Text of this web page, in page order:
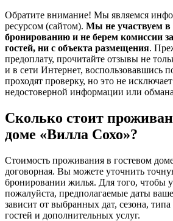
Обратите внимание! Мы являемся
ресурсом (сайтом). Мы не участвуем в
бронированию и не берем комиссии
гостей, ни с объекта размещения.
предоплату, прочитайте отзывы не
и в сети Интернет, воспользовавшись
проходят проверку, но это не
недостоверной информации или
Сколько стоит
доме «Вилла Сохо»?
Стоимость проживания в гостевом
договорная. Вы можете уточнить
бронировании жилья. Для того, чтобы
пожалуйста, предполагаемые даты
зависит от выбранных дат, сезона,
гостей и дополнительных услуг.